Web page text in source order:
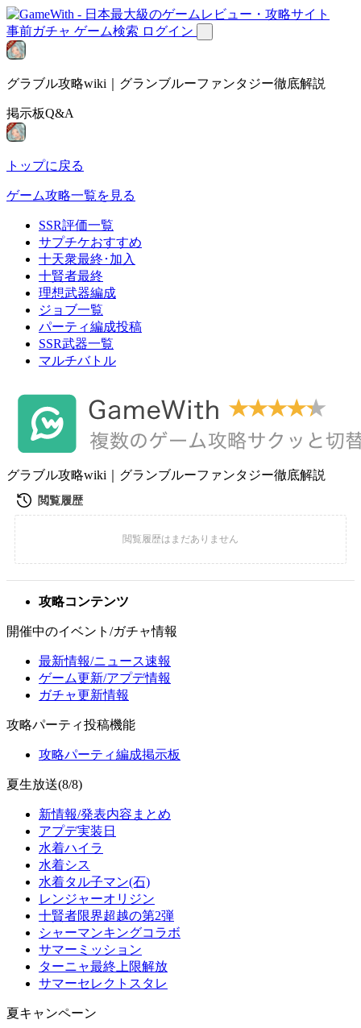
事前ガチャ ゲーム検索 ログイン
グラブル攻略wiki｜グランブルーファンタジー徹底解説
掲示板Q&A
トップに戻る
ゲーム攻略一覧を見る
SSR評価一覧
サプチケおすすめ
十天衆最終･加入
十賢者最終
理想武器編成
ジョブ一覧
パーティ編成投稿
SSR武器一覧
マルチバトル
グラブル攻略wiki｜グランブルーファンタジー徹底解説
攻略コンテンツ
開催中のイベント/ガチャ情報
最新情報/ニュース速報
ゲーム更新/アプデ情報
ガチャ更新情報
攻略パーティ投稿機能
攻略パーティ編成掲示板
夏生放送(8/8)
新情報/発表内容まとめ
アプデ実装日
水着ハイラ
水着シス
水着タル子マン(石)
レンジャーオリジン
十賢者限界超越の第2弾
シャーマンキングコラボ
サマーミッション
ターニャ最終上限解放
サマーセレクトスタレ
夏キャンペーン